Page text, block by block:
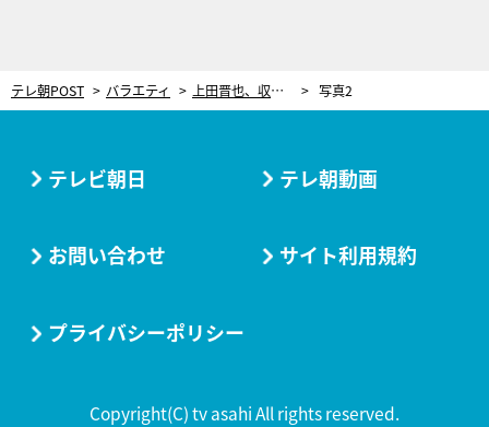
テレ朝POST バラエティ 上田晋也、収録中に声荒げ…“ポンコツMC”に怒りの一喝「いい加減覚えろよ！」 写真2
テレビ朝日 テレ朝動画
お問い合わせ サイト利用規約
プライバシーポリシー
Copyright(C) tv asahi All rights reserved.